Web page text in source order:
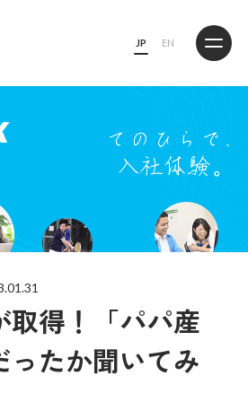
JP EN
取得！「パパ産
ったか聞いてみ